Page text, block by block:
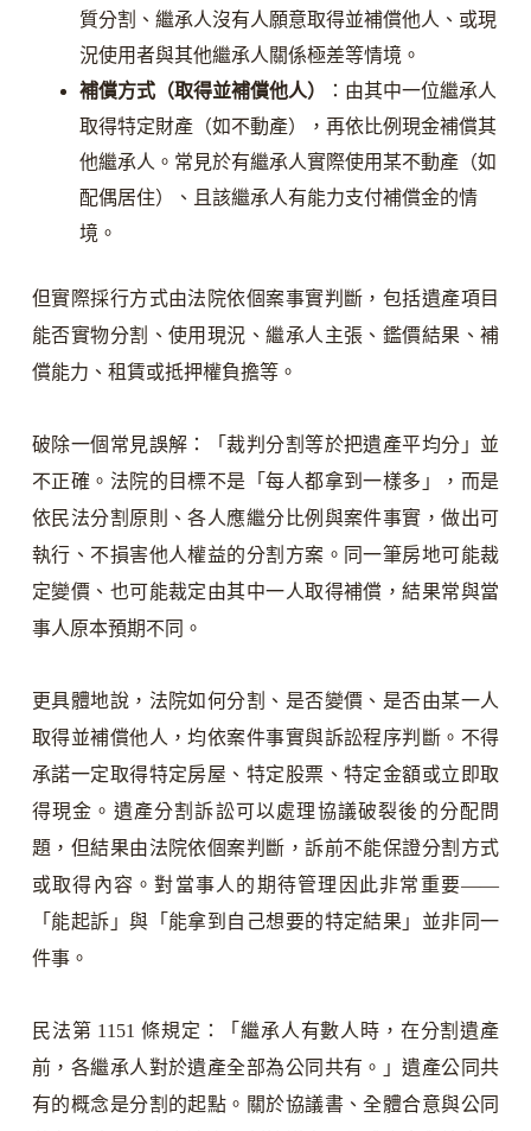
質分割、繼承人沒有人願意取得並補償他人、或現
況使用者與其他繼承人關係極差等情境。
補償方式（取得並補償他人）
：由其中一位繼承人
取得特定財產（如不動產），再依比例現金補償其
他繼承人。常見於有繼承人實際使用某不動產（如
配偶居住）、且該繼承人有能力支付補償金的情
境。
但實際採行方式由法院依個案事實判斷，包括遺產項目
能否實物分割、使用現況、繼承人主張、鑑價結果、補
償能力、租賃或抵押權負擔等。
破除一個常見誤解：「裁判分割等於把遺產平均分」並
不正確。法院的目標不是「每人都拿到一樣多」，而是
依民法分割原則、各人應繼分比例與案件事實，做出可
執行、不損害他人權益的分割方案。同一筆房地可能裁
定變價、也可能裁定由其中一人取得補償，結果常與當
事人原本預期不同。
更具體地說，法院如何分割、是否變價、是否由某一人
取得並補償他人，均依案件事實與訴訟程序判斷。不得
承諾一定取得特定房屋、特定股票、特定金額或立即取
得現金。遺產分割訴訟可以處理協議破裂後的分配問
題，但結果由法院依個案判斷，訴前不能保證分割方式
或取得內容。對當事人的期待管理因此非常重要——
「能起訴」與「能拿到自己想要的特定結果」並非同一
件事。
民法第 1151 條規定：「繼承人有數人時，在分割遺產
前，各繼承人對於遺產全部為公同共有。」遺產公同共
有的概念是分割的起點。關於協議書、全體合意與公同